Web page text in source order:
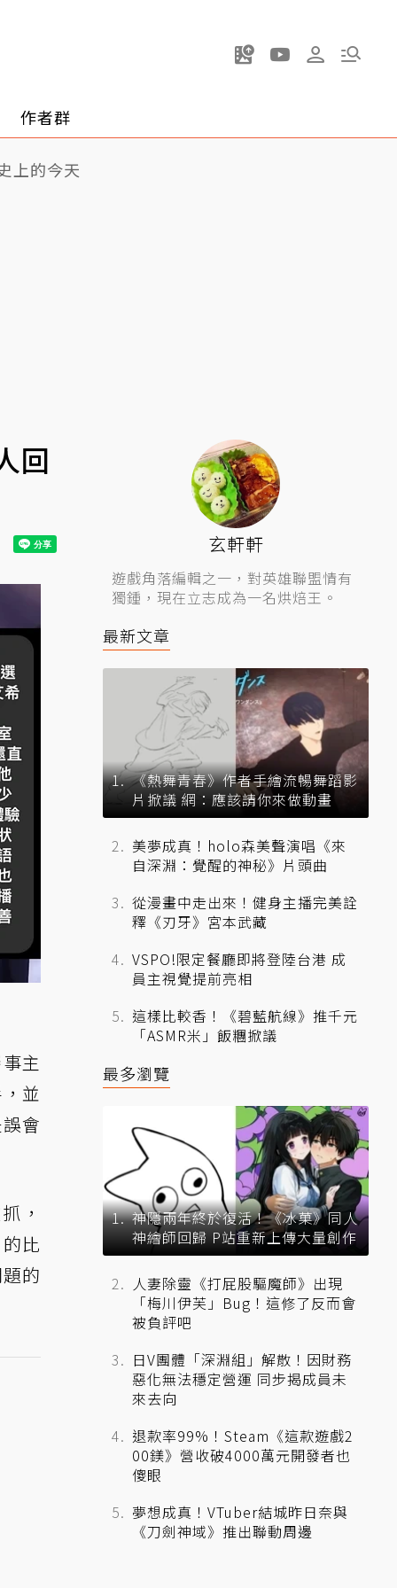
作者群
上的今天
回
主
並
會
，
比
的
玄軒軒
遊戲角落編輯之一，對英雄聯盟情有
獨鍾，現在立志成為一名烘焙王。
最新文章
《熱舞青春》作者手繪流暢舞蹈影
片掀議 網：應該請你來做動畫
美夢成真！holo森美聲演唱《來
自深淵：覺醒的神秘》片頭曲
從漫畫中走出來！健身主播完美詮
釋《刃牙》宮本武藏
VSPO!限定餐廳即將登陸台港 成
員主視覺提前亮相
這樣比較香！《碧藍航線》推千元
「ASMR米」飯糰掀議
最多瀏覽
神隱兩年終於復活！《冰菓》同人
神繪師回歸 P站重新上傳大量創作
人妻除靈《打屁股驅魔師》出現
「梅川伊芙」Bug！這修了反而會
被負評吧
日V團體「深淵組」解散！因財務
惡化無法穩定營運 同步揭成員未
來去向
退款率99%！Steam《這款遊戲2
00鎂》營收破4000萬元開發者也
傻眼
夢想成真！VTuber結城昨日奈與
《刀劍神域》推出聯動周邊